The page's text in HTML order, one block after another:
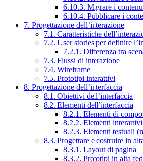
6.10.3. Migrare i
6.10.4. Pubblicare i
7. Progettazione dell’interazione
7.1. Caratteristiche
7.2. User stories per definire
7.2.1. Differenza tra
7.3. Flussi di interazione
7.4. Wireframe
7.5. Prototipi interattivi
8. Progettazione dell’interfaccia
8.1. Obiettivi dell’interfaccia
8.2. Elementi dell’interfaccia
8.2.1. Elementi di
8.2.2. Elementi interattivi
8.2.3. Elementi testuali
8.3. Progettare e costruire in
8.3.1. Layout di pagina
8.3.2. Prototipi in alta